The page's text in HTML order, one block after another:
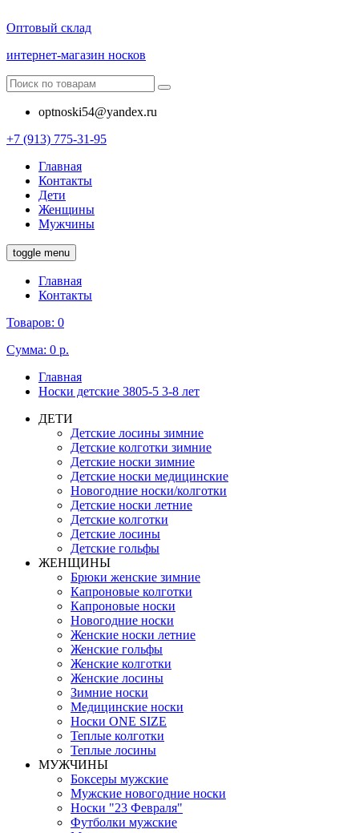
Оптовый склад
интернет-магазин носков
optnoski54@yandex.ru
+7 (913) 775-31-95
Главная
Контакты
Дети
Женщины
Мужчины
toggle menu
Главная
Контакты
Товаров: 0
Сумма: 0 р.
Главная
Носки детские 3805-5 3-8 лет
ДЕТИ
Детские лосины зимние
Детские колготки зимние
Детские носки зимние
Детские носки медицинские
Новогодние носки/колготки
Детские носки летние
Детские колготки
Детские лосины
Детские гольфы
ЖЕНЩИНЫ
Брюки женские зимние
Капроновые колготки
Капроновые носки
Новогодние носки
Женские носки летние
Женские гольфы
Женские колготки
Женские лосины
Зимние носки
Медицинские носки
Носки ONE SIZE
Теплые колготки
Теплые лосины
МУЖЧИНЫ
Боксеры мужские
Мужские новогодние носки
Носки "23 Февраля"
Футболки мужские